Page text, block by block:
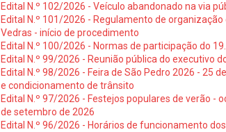
Edital N.º 102/2026 - Veículo abandonado na via
Edital N.º 101/2026 - Regulamento de
Vedras - início de procedimento
Edital N.º 100/2026 - Normas de participação do
Edital N.º 99/2026 - Reunião pública do executivo
Edital N.º 98/2026 - Feira de São Pedro 2026 - 25
e condicionamento de trânsito
Edital N.º 97/2026 - Festejos populares de verão -
de setembro de 2026
Edital N.º 96/2026 - Horários de funcionamento